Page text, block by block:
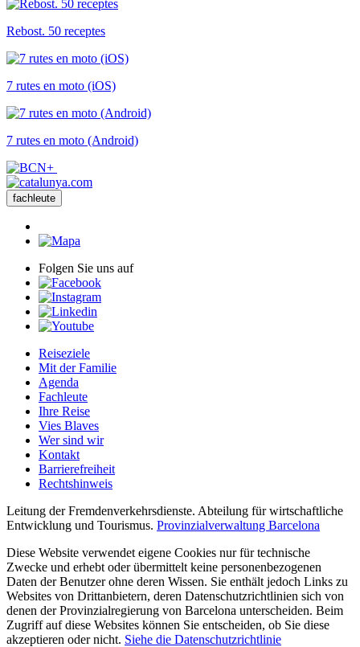
Rebost. 50 receptes
7 rutes en moto (iOS)
7 rutes en moto (Android)
fachleute
Folgen Sie uns auf
Reiseziele
Mit der Familie
Agenda
Fachleute
Ihre Reise
Vies Blaves
Wer sind wir
Kontakt
Barrierefreiheit
Rechtshinweis
Leitung der Fremdenverkehrsdienste. Abteilung für wirtschaftliche
Entwicklung und Tourismus. Provinzialverwaltung Barcelona
Diese Website verwendet eigene Cookies nur für technische
Zwecke und erhebt oder übermittelt keine personenbezogenen
Daten der Benutzer ohne deren Wissen. Sie enthält jedoch Links zu
Websites von Drittanbietern, deren Datenschutzrichtlinien sich von
denen der Provinzialregierung von Barcelona unterscheiden. Beim
Zugriff auf diese Websites können Sie entscheiden, ob Sie diese
akzeptieren oder nicht. Siehe die Datenschutzrichtlinie